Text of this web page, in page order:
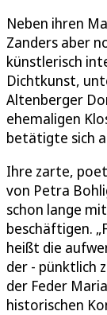
Neben ihren
Zanders aber
künstlerisch
Dichtkunst,
Altenberger
ehemaligen
betätigte sich
Ihre zarte,
von Petra
schon lange
beschäftigen.
heißt die
der - pünktlich
der Feder
historischen